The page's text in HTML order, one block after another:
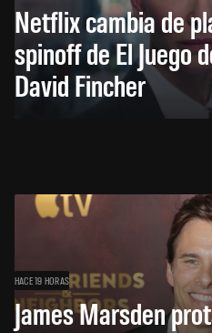
Netflix cambia de
spinoff de El Juego
David Fincher
HACE 19 HORAS
James Marsden